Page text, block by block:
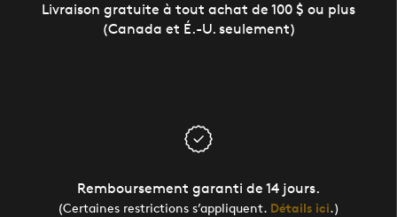
Livraison gratuite à tout achat de 100 $ ou plus
(Canada et É.-U. seulement)
Remboursement garanti de 14 jours.
(Certaines restrictions s’appliquent. Détails ici.)